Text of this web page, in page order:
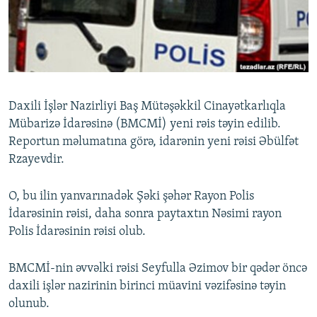
İNFOQRAFIKA
KARIKATURA
AZƏRBAYCAN ƏDƏBIYYATI KITABXANASI
İSLAM VƏ DEMOKRATIYA
İZ - MƏDƏNIYYƏT PROQRAMI
MISSIYAMIZ
PEŞƏ ETIKASI VƏ JURNALISTIKA STANDARTLARIMIZ
MATERIALLARIMIZDAN ISTIFADƏ
BIZIMLƏ ƏLAQƏ
XƏBƏR BÜLLETENLƏRIMIZ
BIZI IZLƏ
Daxili İşlər Nazirliyi Baş Mütəşəkkil Cinayətkarlıqla
Mübarizə İdarəsinə (BMCMİ) yeni rəis təyin edilib.
Reportun məlumatına görə, idarənin yeni rəisi Əbülfət
Rzayevdir.
O, bu ilin yanvarınadək Şəki şəhər Rayon Polis
İdarəsinin rəisi, daha sonra paytaxtın Nəsimi rayon
Polis İdarəsinin rəisi olub.
BMCMİ-nin əvvəlki rəisi Seyfulla Əzimov bir qədər öncə
daxili işlər nazirinin birinci müavini vəzifəsinə təyin
olunub.